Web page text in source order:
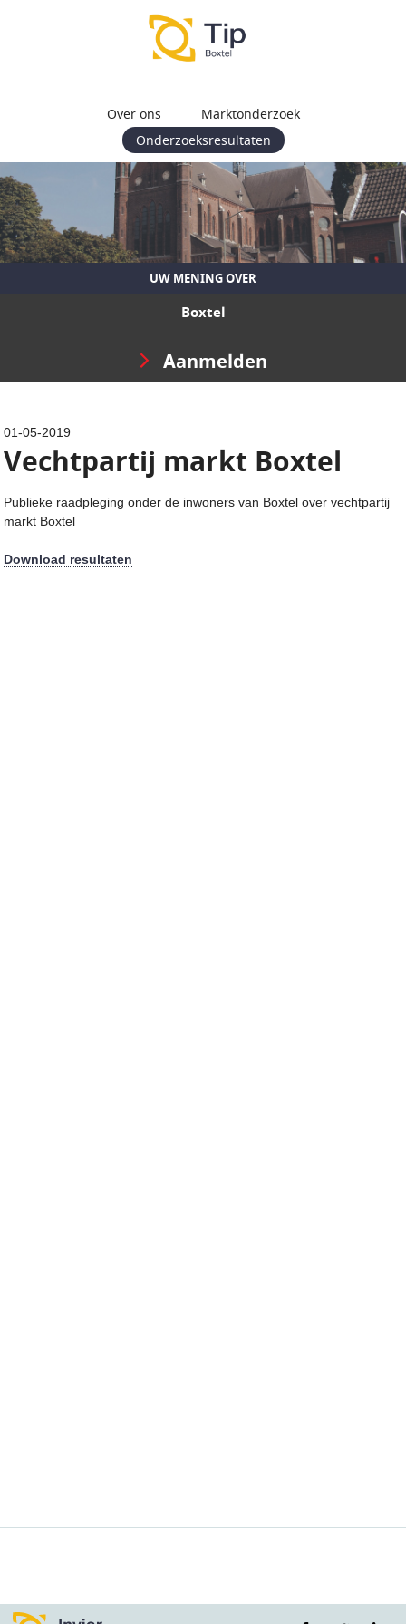
Over ons
Marktonderzoek
Onderzoeksresultaten
UW MENING OVER
Boxtel
Aanmelden
01-05-2019
Vechtpartij markt Boxtel
Publieke raadpleging onder de inwoners van Boxtel over vechtpartij
markt Boxtel
Download resultaten